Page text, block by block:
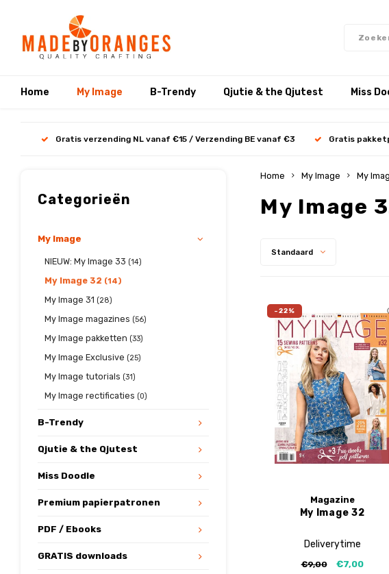
Home My Image B-Trendy Qjutie & the Qjutest Miss
Gratis verzending NL vanaf €15 / Verzending BE vanaf €3 Gratis
Categorieën
My Image
NIEUW: My Image 33 (14)
My Image 32 (14)
My Image 31 (28)
My Image magazines (56)
My Image pakketten (33)
My Image Exclusive (25)
My Image tutorials (31)
My Image rectificaties (0)
B-Trendy
Qjutie & the Qjutest
Miss Doodle
Premium papierpatronen
PDF / Ebooks
GRATIS downloads
Home My Image My
My Image
Standaard
-22%
Magazine
My Image 32
Deliverytime
€9,00 €7,00